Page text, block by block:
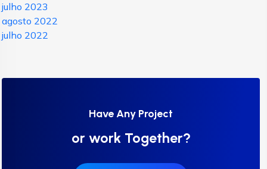
julho 2023
agosto 2022
julho 2022
Have Any Project
or work Together?